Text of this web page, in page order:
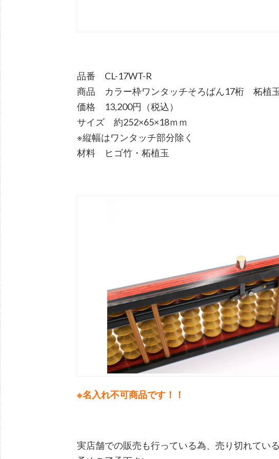
品番 CL-17WT-R
商品 カラー枠ワンタッチそろばん17桁 柘植
価格 13,200円（税込）
サイズ 約252×65×18ｍｍ
※縦幅はワンタッチ部分除く
材料 ヒゴ竹・柘植玉
※名入れ不可商品です！！
実店舗での販売も行っている為、売り切れてい